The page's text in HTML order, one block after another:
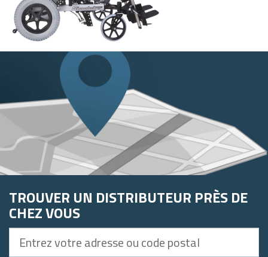
TROUVER UN DISTRIBUTEUR PRÈS DE
CHEZ VOUS
votre